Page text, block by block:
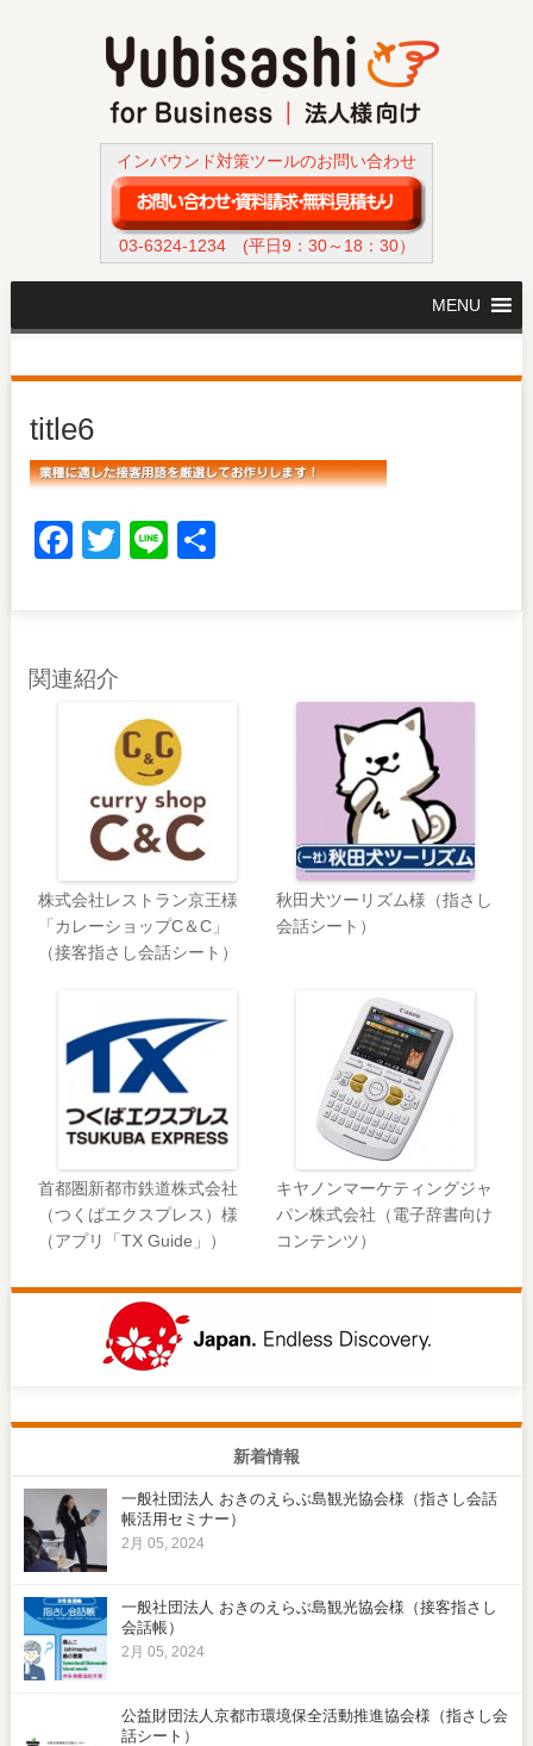
インバウンド対策ツールのお問い合わせ
03-6324-1234(平日9：30～18：30）
MENU
title6
Facebook
Twitter
Line共
関連紹介
株式会社レストラン京王様
「カレーショップC＆C」
（接客指さし会話シート）
秋田犬ツーリズム様（指さし
会話シート）
首都圏新都市鉄道株式会社
（つくばエクスプレス）様
（アプリ「TX Guide」）
キヤノンマーケティングジャ
パン株式会社（電子辞書向け
コンテンツ）
新着情報
一般社団法人 おきのえらぶ島観光協会様（指さし会話
帳活用セミナー）
2月 05, 2024
一般社団法人 おきのえらぶ島観光協会様（接客指さし
会話帳）
2月 05, 2024
公益財団法人京都市環境保全活動推進協会様（指さし会
話シート）